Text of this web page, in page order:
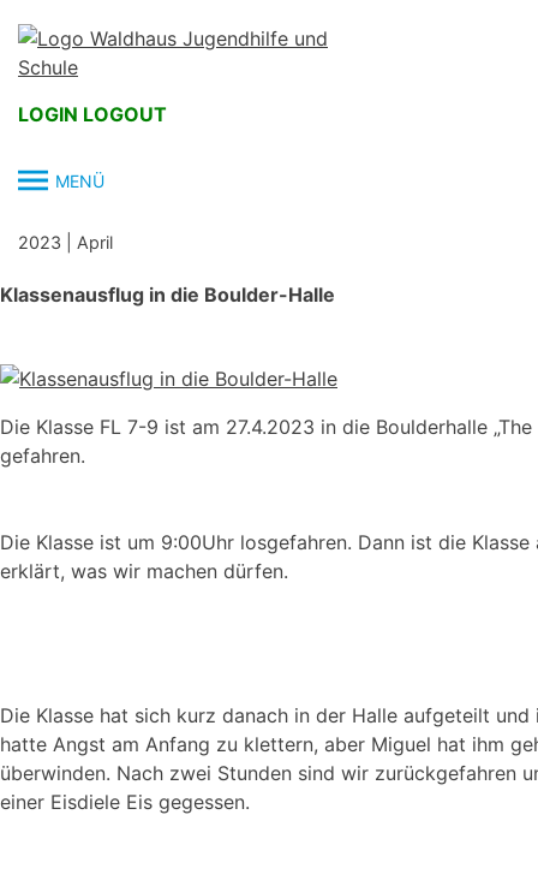
content
LOGIN LOGOUT
MENÜ
2023 April
Klassenausflug in die Boulder-Halle
Die Klasse FL 7-9 ist am 27.4.2023 in die Boulderhalle „The
gefahren.
Die Klasse ist um 9:00Uhr losgefahren. Dann ist die
erklärt, was wir machen dürfen.
Die Klasse hat sich kurz danach in der Halle aufgeteilt
hatte Angst am Anfang zu klettern, aber Miguel hat ihm
überwinden. Nach zwei Stunden sind wir zurückgefahren
einer Eisdiele Eis gegessen.